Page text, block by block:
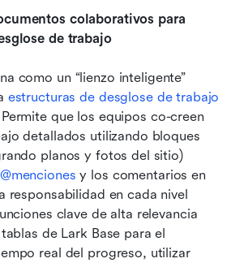
colaborativos para
de trabajo
como un “lienzo inteligente”
estructuras de desglose de trabajo
que los equipos co-creen
detallados utilizando bloques
planos y fotos del sitio)
@menciones y los comentarios en
responsabilidad en cada nivel
clave de alta relevancia
de Lark Base para el
real del progreso, utilizar